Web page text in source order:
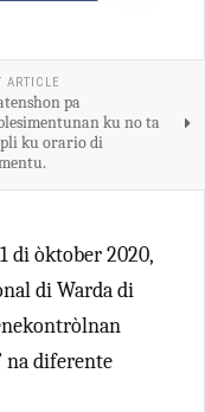
ARTICLE
pa
ku no ta
ku orario di
di òktober 2020,
di Warda di
na diferente